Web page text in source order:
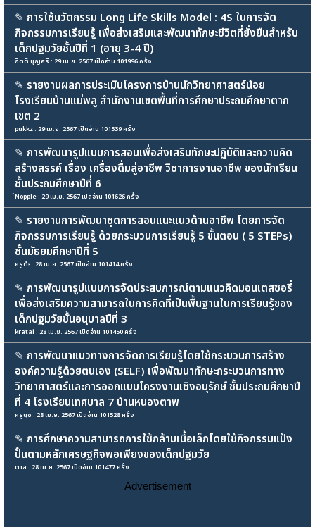
✎ การใช้นวัตกรรม Long Life Skills Model : 4S ในการจัด
กิจกรรมการเรียนรู้ เพื่อส่งเสริมและพัฒนาทักษะชีวิตที่ยั่งยืนสำหรับ
เด็กปฐมวัยชั้นปีที่ 1 (อายุ 3-4 ปี)
กิตติ บุญศรี : 29 เม.ย. 2567 เปิดอ่าน 101996 ครั้ง
✎ รายงานผลการประเมินโครงการบ้านนักวิทยาศาสตร์น้อย
โรงเรียนบ้านแม่พลู สำนักงานเขตพื้นที่การศึกษาประถมศึกษาตาก
เขต 2
pukkz : 29 เม.ย. 2567 เปิดอ่าน 101539 ครั้ง
✎ การพัฒนารูปแบบการสอนเพื่อส่งเสริมทักษะปฏิบัติและความคิด
สร้างสรรค์ เรื่อง เครื่องดื่มสู่อาชีพ วิชาการงานอาชีพ ของนักเรียน
ชั้นประถมศึกษาปีที่ 6
ืNopple : 29 เม.ย. 2567 เปิดอ่าน 101626 ครั้ง
✎ รายงานการพัฒนาชุดการสอนแนะแนวด้านอาชีพ โดยการจัด
กิจกรรมการเรียนรู้ ด้วยกระบวนการเรียนรู้ 5 ขั้นตอน ( 5 STEPs)
ชั้นมัธยมศึกษาปีที่ 5
ครูต๊ะ : 28 เม.ย. 2567 เปิดอ่าน 101414 ครั้ง
✎ การพัฒนารูปแบบการจัดประสบการณ์ตามแนวคิดมอนเตสซอรี่
เพื่อส่งเสริมความสามารถในการคิดที่เป็นพื้นฐานในการเรียนรู้ของ
เด็กปฐมวัยชั้นอนุบาลปีที่ 3
kratai : 28 เม.ย. 2567 เปิดอ่าน 101450 ครั้ง
✎ การพัฒนาแนวทางการจัดการเรียนรู้โดยใช้กระบวนการสร้าง
องค์ความรู้ด้วยตนเอง (SELF) เพื่อพัฒนาทักษะกระบวนการทาง
วิทยาศาสตร์และการออกแบบโครงงานเชิงอนุรักษ์ ชั้นประถมศึกษาปี
ที่ 4 โรงเรียนเทศบาล 7 บ้านหนองตาพ
ครูนุช : 28 เม.ย. 2567 เปิดอ่าน 101528 ครั้ง
✎ การศึกษาความสามารถการใช้กล้ามเนื้อเล็กโดยใช้กิจกรรมแป้ง
ปั้นตามหลักเศรษฐกิจพอเพียงของเด็กปฐมวัย
ตาล : 28 เม.ย. 2567 เปิดอ่าน 101477 ครั้ง
Advertisement